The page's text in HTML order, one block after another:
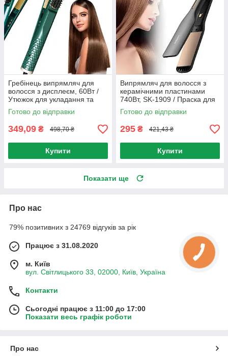
Гребінець випрямляч для
волосся з дисплеєм, 60Вт /
Утюжок для укладання та
вирівнювання волосся
Готово до відправки
349,09 ₴ 498,70 ₴
Купити
Випрямляч для волосся з
керамічними пластинами
740Вт, SK-1909 / Праска для
випрямлення волосся
Готово до відправки
295 ₴ 421,43 ₴
Купити
Показати ще
Про нас
79% позитивних з 24769 відгуків за рік
Працює з 31.08.2020
м. Київ
вул. Світлицького 33, 02000, Київ, Україна
Контакти
Сьогодні працює з 11:00 до 17:00
Показати весь графік роботи
Про нас